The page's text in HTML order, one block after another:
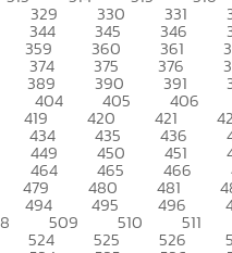
329 330 331
344 345 346
359 360 361
374 375 376
389 390 391
404 405 406
419 420 421
434 435 436
449 450 451
464 465 466
479 480 481
494 495 496
509 510 511
524 525 526